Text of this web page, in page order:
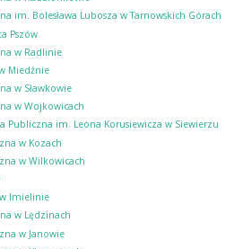
im. Bolesława Lubosza w Tarnowskich Górach
Pszów
w Radlinie
Miedźnie
w Sławkowie
w Wojkowicach
Publiczna im. Leona Korusiewicza w Siewierzu
w Kozach
w Wilkowicach
Imielinie
w Lędzinach
w Janowie